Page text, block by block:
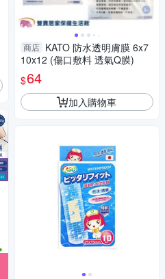
商店 KATO 防水透明膚膜 6x7
10x12 (傷口敷料 透氣Q膜)
$64
加入購物車